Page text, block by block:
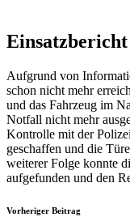
Einsatzbericht
Aufgrund von
schon nicht mehr
und das Fahrzeug im
Notfall nicht mehr
Kontrolle mit der
geschaffen und die
weiterer Folge konnte
aufgefunden und den
Vorheriger Beitrag